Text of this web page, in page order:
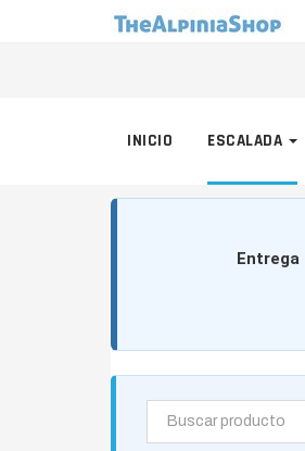
INICIO ESCALADA
Entrega